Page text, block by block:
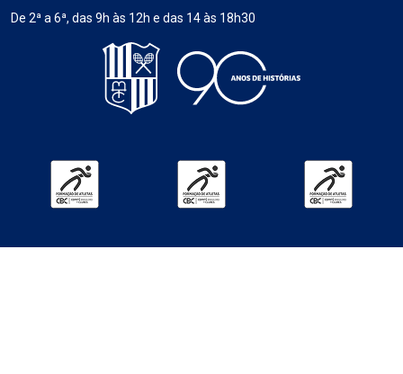
De 2ª a 6ª, das 9h às 12h e das 14 às 18h30